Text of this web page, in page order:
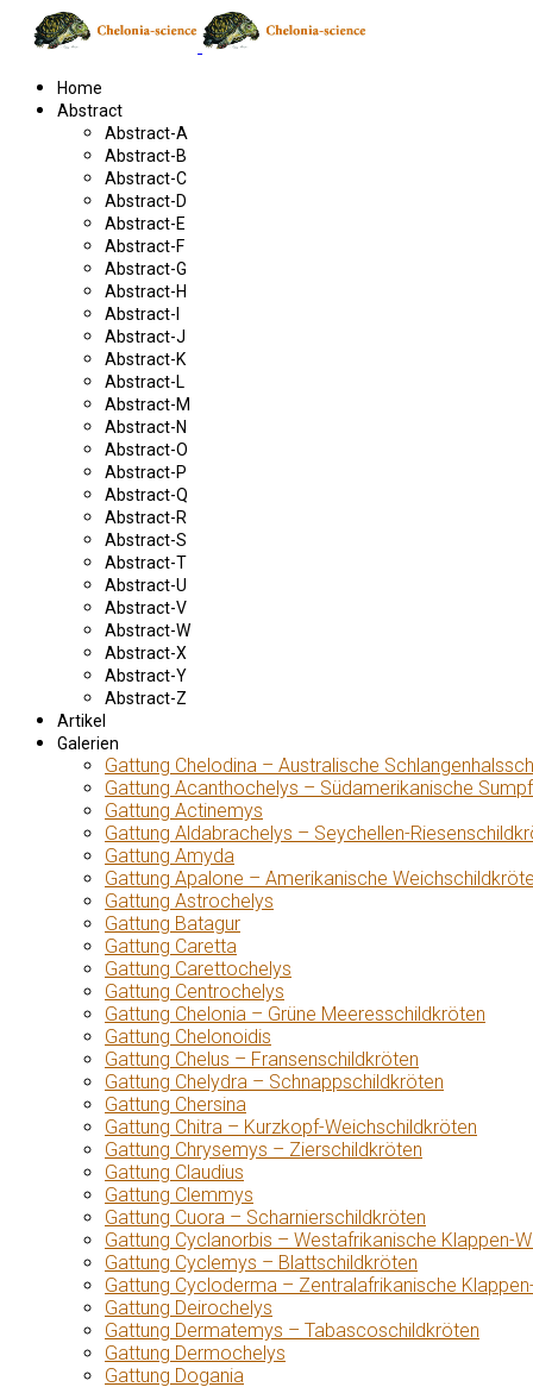
Home
Abstract
Abstract-A
Abstract-B
Abstract-C
Abstract-D
Abstract-E
Abstract-F
Abstract-G
Abstract-H
Abstract-I
Abstract-J
Abstract-K
Abstract-L
Abstract-M
Abstract-N
Abstract-O
Abstract-P
Abstract-Q
Abstract-R
Abstract-S
Abstract-T
Abstract-U
Abstract-V
Abstract-W
Abstract-X
Abstract-Y
Abstract-Z
Artikel
Galerien
Gattung Chelodina – Australische
Gattung Acanthochelys – Südamerikanische
Gattung Actinemys
Gattung Aldabrachelys – Seychellen-
Gattung Amyda
Gattung Apalone – Amerikanische
Gattung Astrochelys
Gattung Batagur
Gattung Caretta
Gattung Carettochelys
Gattung Centrochelys
Gattung Chelonia – Grüne Meeresschildkröten
Gattung Chelonoidis
Gattung Chelus – Fransenschildkröten
Gattung Chelydra – Schnappschildkröten
Gattung Chersina
Gattung Chitra – Kurzkopf-Weichschildkröten
Gattung Chrysemys – Zierschildkröten
Gattung Claudius
Gattung Clemmys
Gattung Cuora – Scharnierschildkröten
Gattung Cyclanorbis – Westafrikanische Klappen-
Gattung Cyclemys – Blattschildkröten
Gattung Cycloderma – Zentralafrikanische
Gattung Deirochelys
Gattung Dermatemys – Tabascoschildkröten
Gattung Dermochelys
Gattung Dogania